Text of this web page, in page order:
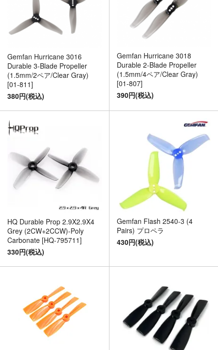
Gemfan Hurricane 3016
Durable 3-Blade Propeller
(1.5mm/2ペア/Clear Gray)
[01-811]
380円(税込)
Gemfan Hurricane 3018
Durable 2-Blade Propeller
(1.5mm/4ペア/Clear Gray)
[01-807]
390円(税込)
HQ Durable Prop 2.9X2.9X4
Grey (2CW+2CCW)-Poly
Carbonate [HQ-795711]
330円(税込)
Gemfan Flash 2540-3 (4
Pairs) プロペラ
430円(税込)